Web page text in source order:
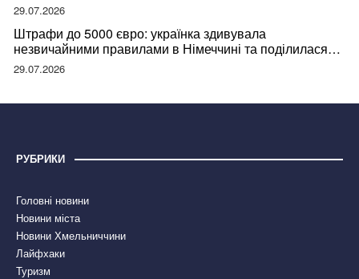
29.07.2026
Штрафи до 5000 євро: українка здивувала
незвичайними правилами в Німеччині та поділилася
правдою
29.07.2026
РУБРИКИ
Головні новини
Новини міста
Новини Хмельниччини
Лайфхаки
Туризм